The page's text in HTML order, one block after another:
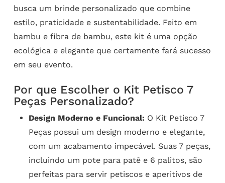
busca um brinde personalizado que combine
estilo, praticidade e sustentabilidade. Feito em
bambu e fibra de bambu, este kit é uma opção
ecológica e elegante que certamente fará sucesso
em seu evento.
Por que Escolher o Kit Petisco 7
Peças Personalizado?
Design Moderno e Funcional: O Kit Petisco 7
Peças possui um design moderno e elegante,
com um acabamento impecável. Suas 7 peças,
incluindo um pote para patê e 6 palitos, são
perfeitas para servir petiscos e aperitivos de